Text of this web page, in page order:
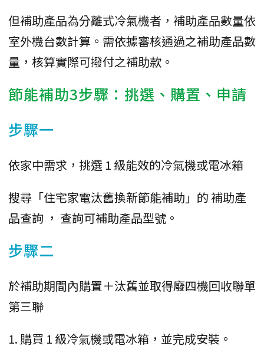
但補助產品為分離式冷氣機者，補助產品數量依
室外機台數計算。需依據審核通過之補助產品數
量，核算實際可撥付之補助款。
節能補助3步驟：挑選、購置、申請
步驟一
依家中需求，挑選 1 級能效的冷氣機或電冰箱
搜尋「住宅家電汰舊換新節能補助」的 補助產
品查詢 ， 查詢可補助產品型號。
步驟二
於補助期間內購置＋汰舊並取得廢四機回收聯單
第三聯
1. 購買 1 級冷氣機或電冰箱，並完成安裝。